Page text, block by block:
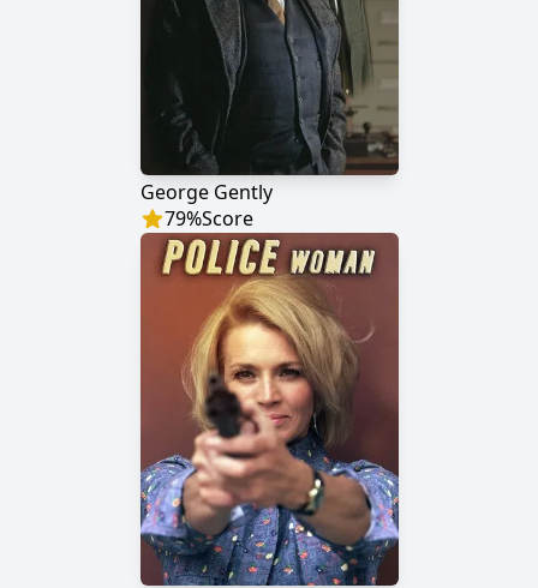
George Gently
79%Score